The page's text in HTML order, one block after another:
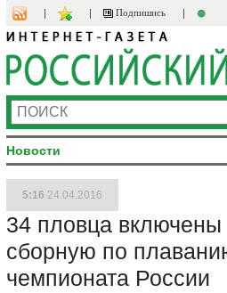
Подпишись
Новости
5:16 24.04.2016
34 пловца
сборную по
чемпионата России